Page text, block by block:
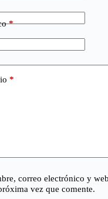
*
*
correo electrónico y
vez que comente.